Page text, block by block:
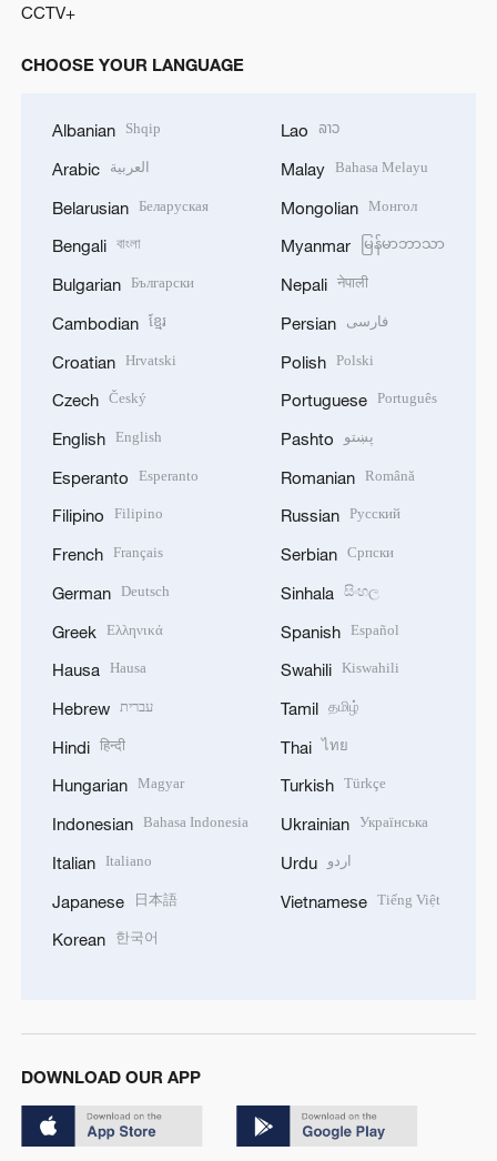
CCTV+
CHOOSE YOUR LANGUAGE
Albanian Shqip
Arabic العربية
Belarusian Беларуская
Bengali বাংলা
Bulgarian Български
Cambodian ខ្មែរ
Croatian Hrvatski
Czech Český
English English
Esperanto Esperanto
Filipino Filipino
French Français
German Deutsch
Greek Ελληνικά
Hausa Hausa
Hebrew עברית
Hindi हिन्दी
Hungarian Magyar
Indonesian Bahasa Indonesia
Italian Italiano
Japanese 日本語
Korean 한국어
Lao ລາວ
Malay Bahasa Melayu
Mongolian Монгол
Myanmar မြန်မာဘာသာ
Nepali नेपाली
Persian فارسی
Polish Polski
Portuguese Português
Pashto پښتو
Romanian Română
Russian Русский
Serbian Српски
Sinhala සිංහල
Spanish Español
Swahili Kiswahili
Tamil தமிழ்
Thai ไทย
Turkish Türkçe
Ukrainian Українська
Urdu اردو
Vietnamese Tiếng Việt
DOWNLOAD OUR APP